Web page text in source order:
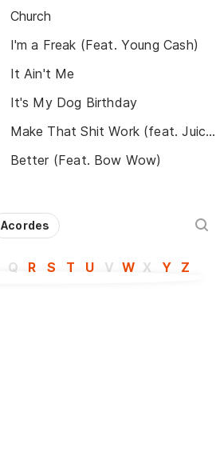
Church
I'm a Freak (Feat. Young Cash)
It Ain't Me
It's My Dog Birthday
Make That Shit Work (feat. Juicy J)
Better (Feat. Bow Wow)
Acordes
Q R S T U V W X Y Z